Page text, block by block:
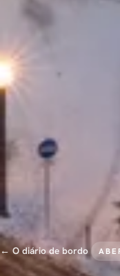
← O diário de bordo